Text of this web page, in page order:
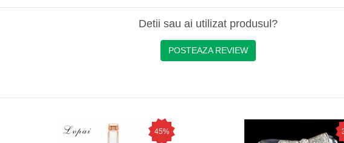
Detii sau ai utilizat produsul?
POSTEAZA REVIEW
45%